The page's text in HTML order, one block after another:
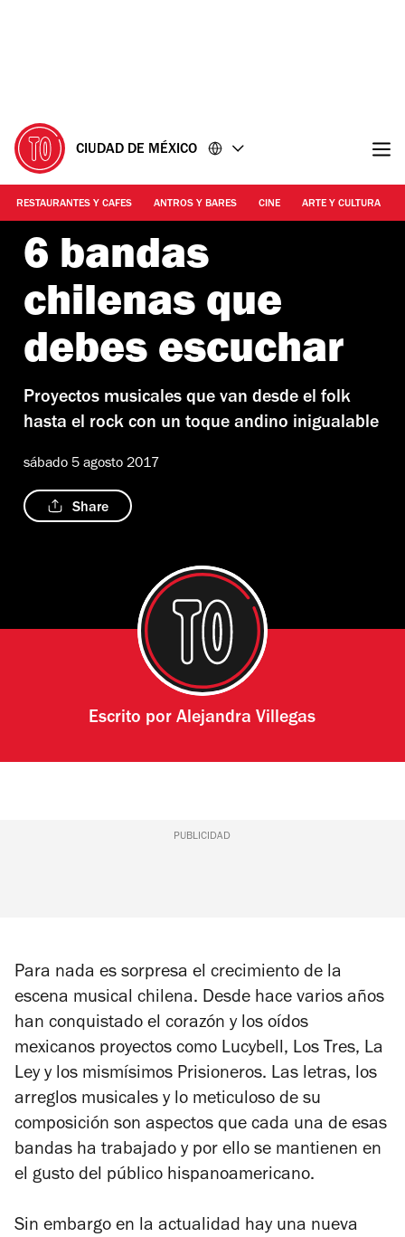
CIUDAD DE MÉXICO
RESTAURANTES Y CAFES ANTROS Y BARES CINE ARTE Y CULTURA
6 bandas
chilenas que
debes escuchar
Proyectos musicales que van desde el folk
hasta el rock con un toque andino inigualable
sábado 5 agosto 2017
Share
Escrito porAlejandra Villegas
PUBLICIDAD
Para nada es sorpresa el crecimiento de la
escena musical chilena. Desde hace varios años
han conquistado el corazón y los oídos
mexicanos proyectos como Lucybell, Los Tres, La
Ley y los mismísimos Prisioneros. Las letras, los
arreglos musicales y lo meticuloso de su
composición son aspectos que cada una de esas
bandas ha trabajado y por ello se mantienen en
el gusto del público hispanoamericano.
Sin embargo en la actualidad hay una nueva